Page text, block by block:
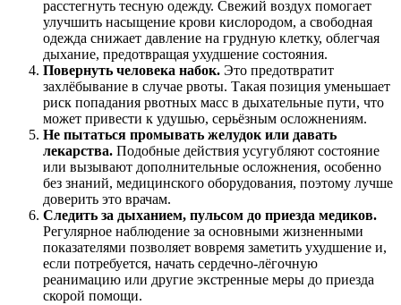
расстегнуть тесную одежду. Свежий воздух помогает
улучшить насыщение крови кислородом, а свободная
одежда снижает давление на грудную клетку, облегчая
дыхание, предотвращая ухудшение состояния.
Повернуть человека набок. Это предотвратит
захлёбывание в случае рвоты. Такая позиция уменьшает
риск попадания рвотных масс в дыхательные пути, что
может привести к удушью, серьёзным осложнениям.
Не пытаться промывать желудок или давать
лекарства. Подобные действия усугубляют состояние
или вызывают дополнительные осложнения, особенно
без знаний, медицинского оборудования, поэтому лучше
доверить это врачам.
Следить за дыханием, пульсом до приезда медиков.
Регулярное наблюдение за основными жизненными
показателями позволяет вовремя заметить ухудшение и,
если потребуется, начать сердечно-лёгочную
реанимацию или другие экстренные меры до приезда
скорой помощи.